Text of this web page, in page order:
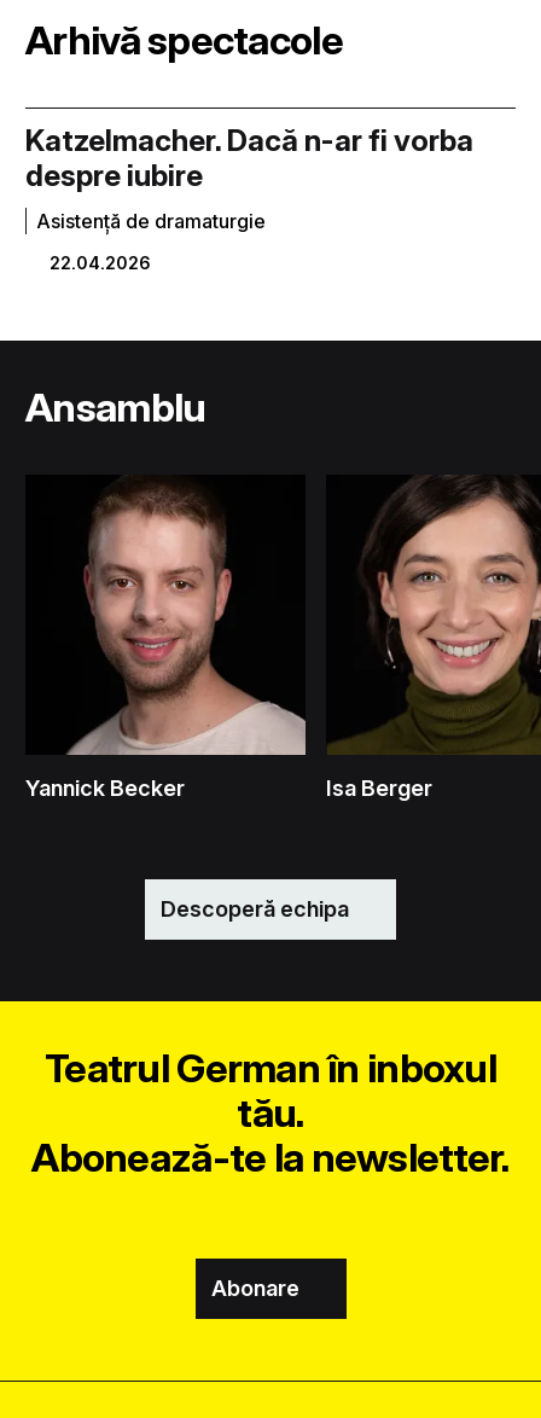
Arhivă spectacole
Katzelmacher. Dacă n-ar fi vorba
despre iubire
Asistență de dramaturgie
22.04.2026
Ansamblu
Yannick Becker Isa Berger
Descoperă echipa
Teatrul German în inboxul
tău.
Abonează-te la newsletter.
Abonare